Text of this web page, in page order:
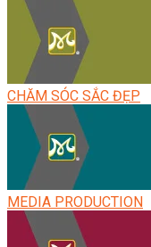
CHĂM SÓC SẮC ĐẸP
MEDIA PRODUCTION